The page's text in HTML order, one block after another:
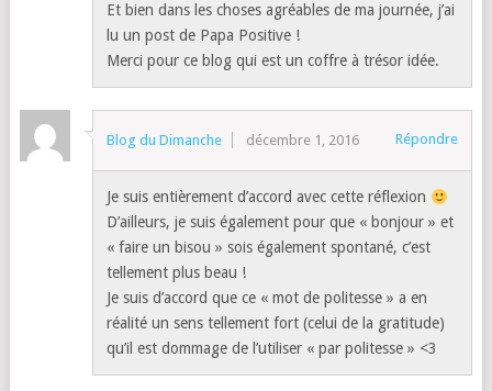
Et bien dans les choses agréables de ma journée, j’ai
lu un post de Papa Positive !
Merci pour ce blog qui est un coffre à trésor idée.
Blog du Dimanche décembre 1, 2016 Répondre
Je suis entièrement d’accord avec cette réflexion
D’ailleurs, je suis également pour que « bonjour » et
« faire un bisou » sois également spontané, c’est
tellement plus beau !
Je suis d’accord que ce « mot de politesse » a en
réalité un sens tellement fort (celui de la gratitude)
qu’il est dommage de l’utiliser « par politesse » <3